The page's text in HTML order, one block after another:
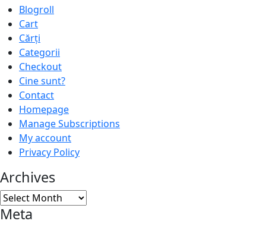
Blogroll
Cart
Cărți
Categorii
Checkout
Cine sunt?
Contact
Homepage
Manage Subscriptions
My account
Privacy Policy
Archives
Archives
Meta